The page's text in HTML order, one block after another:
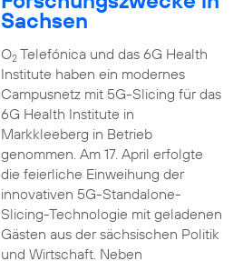
Sachsen
O2Telefónica und das 6G Health
Institute haben ein modernes
Campusnetz mit 5G-Slicing für das
6G Health Institute in
Markkleeberg in Betrieb
genommen. Am 17. April erfolgte
die feierliche Einweihung der
innovativen 5G-Standalone-
Slicing-Technologie mit geladenen
Gästen aus der sächsischen Politik
und Wirtschaft. Neben